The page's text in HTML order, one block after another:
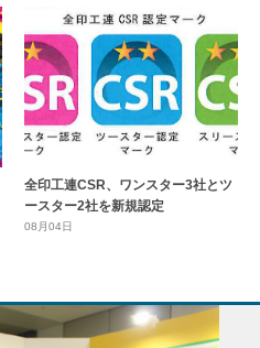
全印工連CSR、ワンスター3社とツ
ースター2社を新規認定
08月04日